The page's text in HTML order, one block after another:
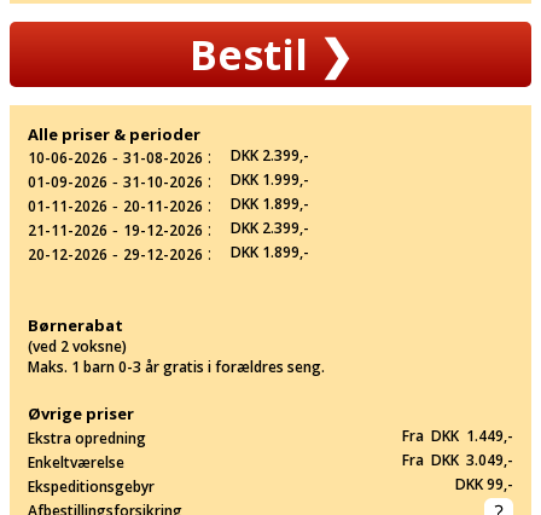
Bestil❯
Alle priser & perioder
10-06-2026 ‐ 31-08-2026 :
DKK 2.399,-
01-09-2026 ‐ 31-10-2026 :
DKK 1.999,-
01-11-2026 ‐ 20-11-2026 :
DKK 1.899,-
21-11-2026 ‐ 19-12-2026 :
DKK 2.399,-
20-12-2026 ‐ 29-12-2026 : DKK 1.899,-
Børnerabat
(ved 2 voksne)
Maks. 1 barn 0-3 år gratis i forældres seng.
Øvrige priser
Ekstra opredning
Fra DKK 1.449,-
Enkeltværelse
Fra DKK 3.049,-
Ekspeditionsgebyr
DKK 99,-
Afbestillingsforsikring